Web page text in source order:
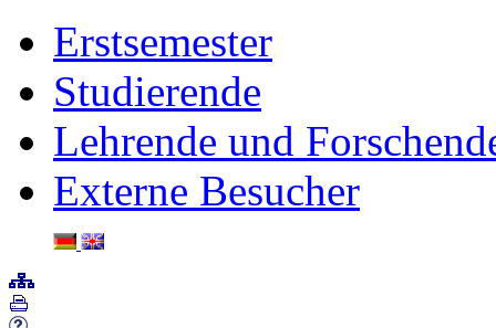
Erstsemester
Studierende
Lehrende und
Externe Besucher